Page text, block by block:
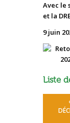
Avec le
et la
9 juin
Liste